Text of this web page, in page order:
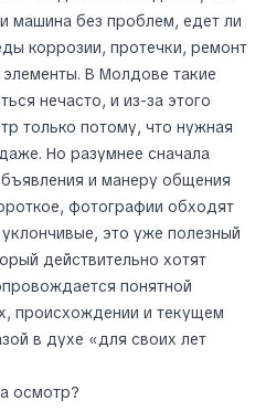
машина без проблем, едет ли
коррозии, протечки, ремонт
В Молдове такие
нечасто, и из-за этого
только потому, что нужная
Но разумнее сначала
и манеру общения
фотографии обходят
это уже полезный
действительно хотят
понятной
происхождении и текущем
в духе «для своих лет
осмотр?